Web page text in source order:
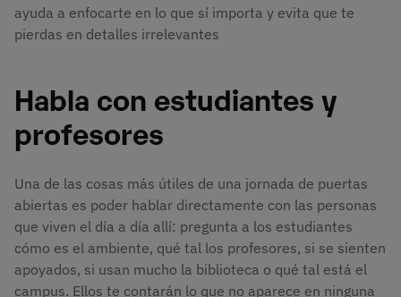
ayuda a enfocarte en lo que sí importa y evita que te
pierdas en detalles irrelevantes
Habla con estudiantes y
profesores
Una de las cosas más útiles de una jornada de puertas
abiertas es poder hablar directamente con las personas
que viven el día a día allí: pregunta a los estudiantes
cómo es el ambiente, qué tal los profesores, si se sienten
apoyados, si usan mucho la biblioteca o qué tal está el
campus. Ellos te contarán lo que no aparece en ninguna